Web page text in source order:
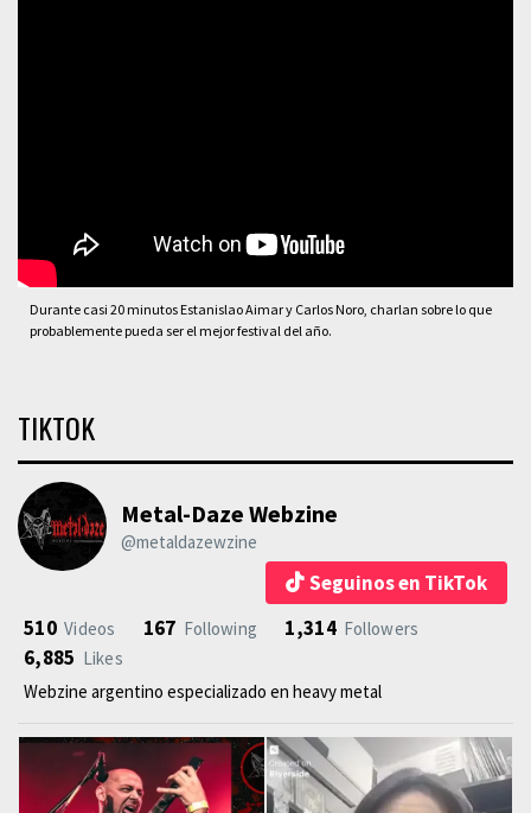
Durante casi 20 minutos Estanislao Aimar y Carlos Noro, charlan sobre lo que
probablemente pueda ser el mejor festival del año.
TIKTOK
Metal-Daze Webzine
@metaldazewzine
Seguinos en TikTok
510 Videos 167 Following 1,314 Followers
6,885 Likes
Webzine argentino especializado en heavy metal